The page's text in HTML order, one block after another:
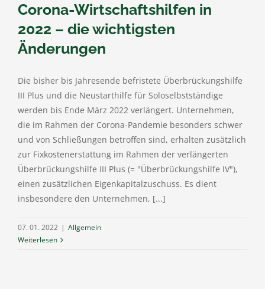
Corona-Wirtschaftshilfen in
2022 – die wichtigsten
Änderungen
Die bisher bis Jahresende befristete Überbrückungshilfe
III Plus und die Neustarthilfe für Soloselbstständige
werden bis Ende März 2022 verlängert. Unternehmen,
die im Rahmen der Corona-Pandemie besonders schwer
und von Schließungen betroffen sind, erhalten zusätzlich
zur Fixkostenerstattung im Rahmen der verlängerten
Überbrückungshilfe III Plus (= "Überbrückungshilfe IV"),
einen zusätzlichen Eigenkapitalzuschuss. Es dient
insbesondere den Unternehmen, [...]
07. 01. 2022 | Allgemein
Weiterlesen